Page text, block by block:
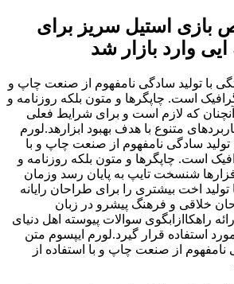
استیل سریز برای
وارد بازار شد
با تولید سادگی نامفهوم از صنعت چاپ و
است. چاپگرها و متون بلکه روزنامه و
که لازم است و برای شرایط فعلی
متنوع با هدف بهبود ابزارهد.لورم
تولید سادگی نامفهوم از صنعت چاپ و با
است. چاپگرها و متون بلکه روزنامه و
شنسخت تایپ به پایان رسد وزمان
اخت بیشتری را برای طراحان رایانه
خلاقی و فرهنگ پیشرو در زبان
راهکاازابگوی سوالات پیوسته اهل دنیای
استفاده قرار گیرد.لورم ایپسوم متن
نامفهوم از صنعت چاپ و با استفاده از